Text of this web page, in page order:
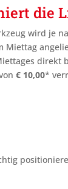
die
wird je
Miettag
direkt
€ 10,00*